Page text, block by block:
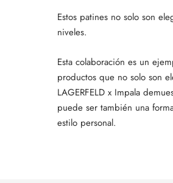
Estos patines no solo son
niveles.
Esta colaboración es un
productos que no solo son
LAGERFELD x Impala
puede ser también una
estilo personal.